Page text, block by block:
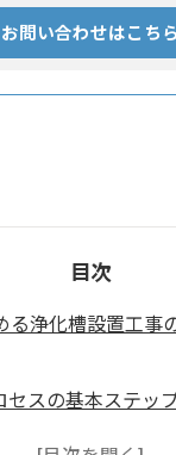
お問い合わせはこちら
目次
る浄化槽設置工事
セスの基本ステッ
類とその準備方法